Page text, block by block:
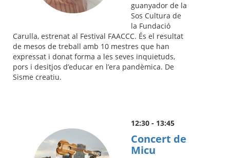
guanyador de la
Sos Cultura de
la Fundació
Carulla, estrenat al Festival FAACCC. És el resultat
de mesos de treball amb 10 mestres que han
expressat i donat forma a les seves inquietuds,
pors i desitjos d’educar en l’era pandèmica. De
Sisme creatiu.
12:30 - 13:45
Concert de
Micu